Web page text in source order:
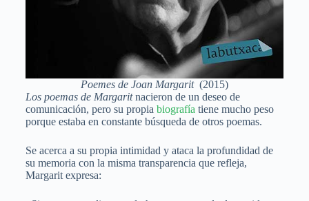
Poemes de Joan Margarit (2015)
Los poemas de Margaritnacieron de un deseo de
comunicación, pero su propia biografía tiene mucho peso
porque estaba en constante búsqueda de otros poemas.
Se acerca a su propia intimidad y ataca la profundidad de
su memoria con la misma transparencia que refleja,
Margarit expresa: